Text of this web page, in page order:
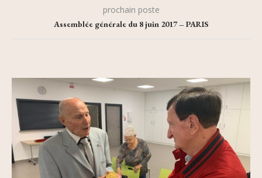
prochain poste
Assemblée générale du 8 juin 2017 – PARIS